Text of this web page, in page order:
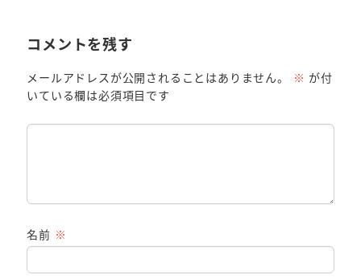
コメントを残す
メールアドレスが公開されることはありません。 ※ が付
いている欄は必須項目です
名前 ※